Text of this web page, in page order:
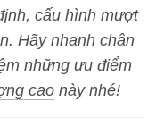
cấu hình mượt
Hãy nhanh chân
những ưu điểm
cao này nhé!